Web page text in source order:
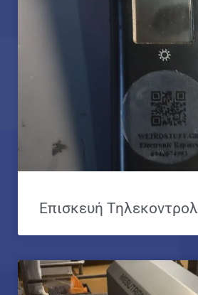
Επισκευή Τηλεκοντρολ